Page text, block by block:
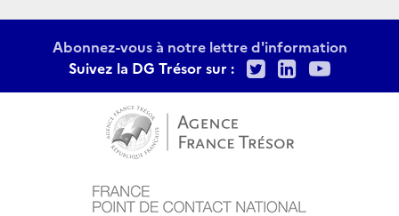
Abonnez-vous à notre lettre d'information
Suivez la DG Trésor sur :
TwitterLinkedIn